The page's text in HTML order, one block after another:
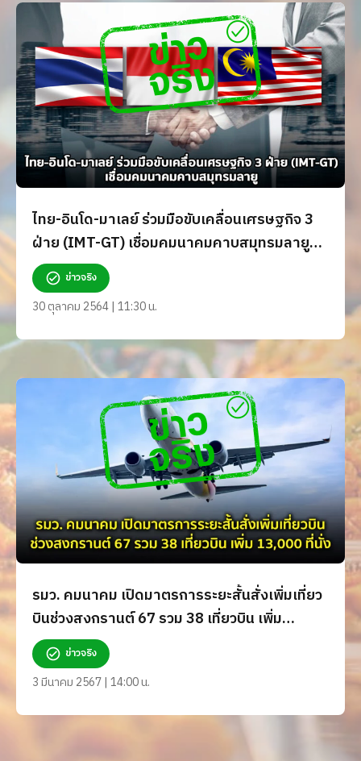
ไทย-อินโด-มาเลย์ ร่วมมือขับเคลื่อนเศรษฐกิจ 3
ฝ่าย (IMT-GT) เชื่อมคมนาคมคาบสมุทรมลายู
จริงหรือ?
ข่าวจริง
30 ตุลาคม 2564 | 11:30 น.
รมว. คมนาคม เปิดมาตรการระยะสั้นสั่งเพิ่มเที่ยว
บินช่วงสงกรานต์ 67 รวม 38 เที่ยวบิน เพิ่ม
13,000 ที่นั่ง จริงหรือ?
ข่าวจริง
3 มีนาคม 2567 | 14:00 น.